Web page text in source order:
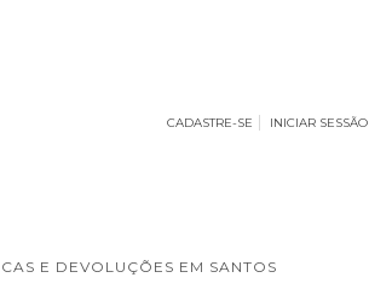
CADASTRE-SE INICIAR SESSÃO
E DEVOLUÇÕES EM SANTOS